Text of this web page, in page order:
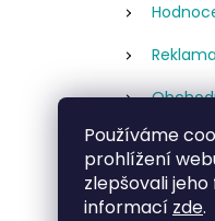
Používáme
prohlížení
zlepšovali
informací zde.
údajů
Recenze